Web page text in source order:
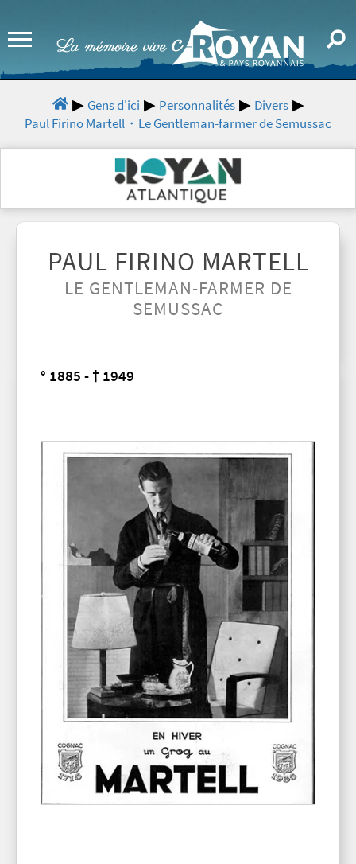
Gens d'ici Personnalités
Divers
Paul Firino Martell・Le Gentleman-farmer de Semussac
PAUL FIRINO MARTELL
LE GENTLEMAN-FARMER DE
SEMUSSAC
° 1885 - † 1949